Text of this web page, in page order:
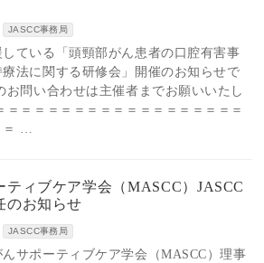
JASCC事務局
ている「頭頸部がん患者の口腔有害事
法に関する研修会」開催のお知らせで
お問い合わせは主催者までお願いいたし
＝＝＝＝＝＝＝＝＝＝＝＝＝＝＝＝＝＝
＝ …
ティブケア学会（MASCC）JASCC
のお知らせ
JASCC事務局
サポーティブケア学会（MASCC）理事